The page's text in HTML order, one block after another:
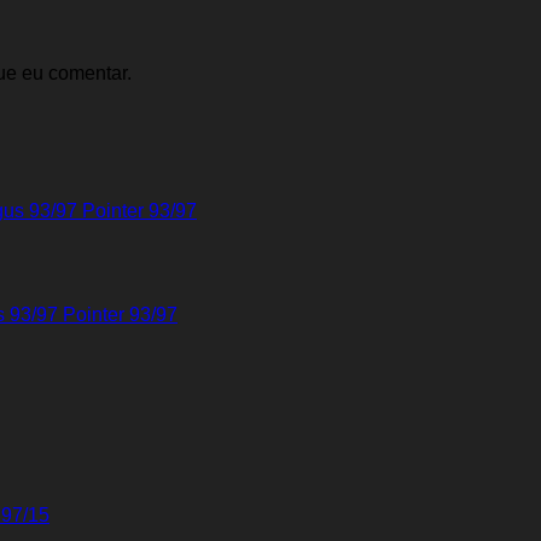
eu comentar.
93/97 Pointer 93/97